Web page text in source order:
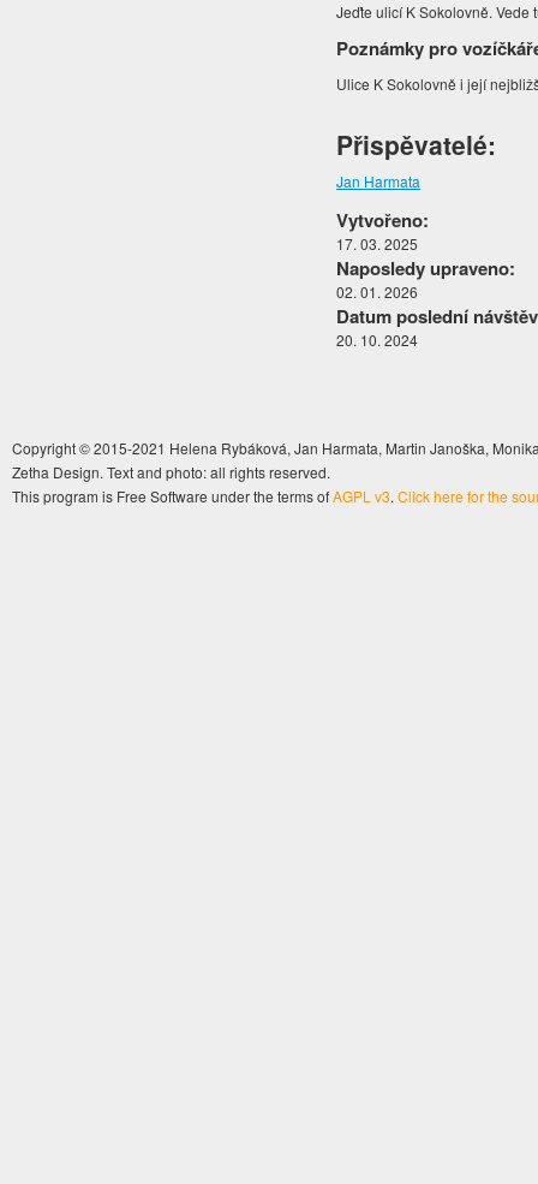
Jeďte ulicí K Sokolovně.
Poznámky pro
Ulice K Sokolovně i její
Přispěvatelé:
Jan Harmata
Vytvořeno:
17. 03. 2025
Naposledy upraveno:
02. 01. 2026
Datum poslední
20. 10. 2024
Copyright © 2015-2021 Helena Rybáková, Jan Harmata, Martin Janoška,
Zetha Design. Text and photo: all rights reserved.
This program is Free Software under the terms ofAGPL v3. Click here for the